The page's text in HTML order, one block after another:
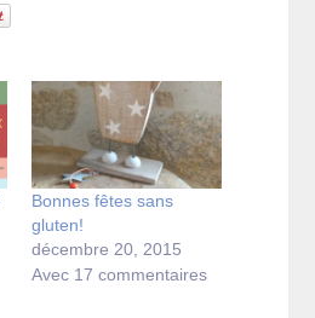
Bonnes fêtes sans
gluten!
décembre 20, 2015
Avec 17 commentaires